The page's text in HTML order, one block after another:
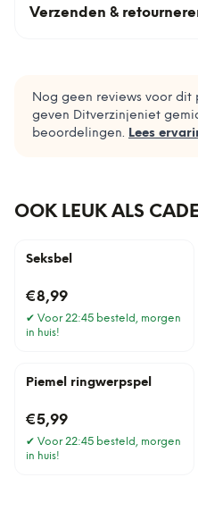
Verzenden &
Nog geen reviews voor
geven Ditverzinjeniet
beoordelingen. Lees
OOK LEUK ALS
Seksbel
€8,99
✔ Voor 22:45 besteld, morgen
in huis!
Piemel ringwerpspel
€5,99
✔ Voor 22:45 besteld, morgen
in huis!